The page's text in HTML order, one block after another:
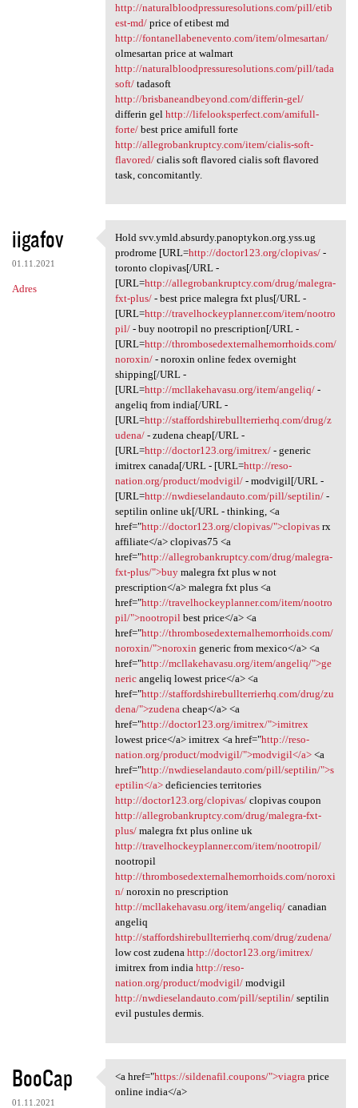
http://naturalbloodpressuresolutions.com/pill/etib
est-md/price of etibest md
http://fontanellabenevento.com/item/olmesartan/
olmesartan price at walmart
http://naturalbloodpressuresolutions.com/pill/tada
soft/tadasoft
http://brisbaneandbeyond.com/differin-gel/
differin gel http://lifelooksperfect.com/amifull-
forte/best price amifull forte
http://allegrobankruptcy.com/item/cialis-soft-
flavored/cialis soft flavored cialis soft flavored
task, concomitantly.
iigafov
01.11.2021
Adres
Hold svv.ymld.absurdy
Hold svv.ymld.absurdy.panoptykon.org.yss.ug
prodrome [URL=http://doctor123.org/clopivas/-
toronto clopivas[/URL -
[URL=http://allegrobankruptcy.com/drug/malegra-
fxt-plus/- best price malegra fxt plus[/URL -
[URL=http://travelhockeyplanner.com/item/nootro
pil/- buy nootropil no prescription[/URL -
[URL=http://thrombosedexternalhemorrhoids.com/
noroxin/- noroxin online fedex overnight
shipping[/URL -
[URL=http://mcllakehavasu.org/item/angeliq/-
angeliq from india[/URL -
[URL=http://staffordshirebullterrierhq.com/drug/z
udena/- zudena cheap[/URL -
[URL=http://doctor123.org/imitrex/- generic
imitrex canada[/URL - [URL=http://reso-
nation.org/product/modvigil/- modvigil[/URL -
[URL=http://nwdieselandauto.com/pill/septilin/-
septilin online uk[/URL - thinking, <a
href="http://doctor123.org/clopivas/">clopivasrx
affiliate</a> clopivas75 <a
href="http://allegrobankruptcy.com/drug/malegra-
fxt-plus/">buymalegra fxt plus w not
prescription</a> malegra fxt plus <a
href="http://travelhockeyplanner.com/item/nootro
pil/">nootropilbest price</a> <a
href="http://thrombosedexternalhemorrhoids.com/
noroxin/">noroxin generic from mexico</a> <a
href="http://mcllakehavasu.org/item/angeliq/">ge
nericangeliq lowest price</a> <a
href="http://staffordshirebullterrierhq.com/drug/zu
dena/">zudenacheap</a> <a
href="http://doctor123.org/imitrex/">imitrex
lowest price</a> imitrex <a href="http://reso-
nation.org/product/modvigil/">modvigil</a><a
href="http://nwdieselandauto.com/pill/septilin/">s
eptilin</a>deficiencies territories
http://doctor123.org/clopivas/clopivas coupon
http://allegrobankruptcy.com/drug/malegra-fxt-
plus/malegra fxt plus online uk
http://travelhockeyplanner.com/item/nootropil/
nootropil
http://thrombosedexternalhemorrhoids.com/noroxi
n/noroxin no prescription
http://mcllakehavasu.org/item/angeliq/canadian
angeliq
http://staffordshirebullterrierhq.com/drug/zudena/
low cost zudena http://doctor123.org/imitrex/
imitrex from india http://reso-
nation.org/product/modvigil/modvigil
http://nwdieselandauto.com/pill/septilin/septilin
evil pustules dermis.
BooCap
01.11.2021
<a href="https://sildenafil
<a href="https://sildenafil.coupons/">viagra price
online india</a>